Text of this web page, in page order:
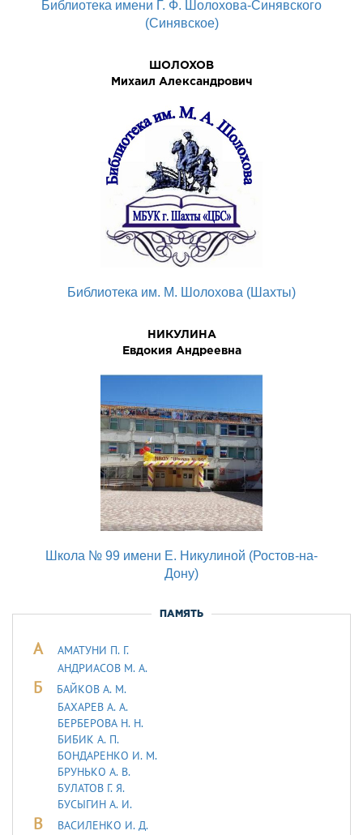
Библиотека имени Г. Ф. Шолохова-Синявского
(Синявское)
ШОЛОХОВ
Михаил Александрович
Библиотека им. М. Шолохова (Шахты)
НИКУЛИНА
Евдокия Андреевна
Школа № 99 имени Е. Никулиной (Ростов-на-
Дону)
ПАМЯТЬ
А
АМАТУНИ П. Г.
АНДРИАСОВ М. А.
Б
БАЙКОВ А. М.
БАХАРЕВ А. А.
БЕРБЕРОВА Н. Н.
БИБИК А. П.
БОНДАРЕНКО И. М.
БРУНЬКО А. В.
БУЛАТОВ Г. Я.
БУСЫГИН А. И.
В
ВАСИЛЕНКО И. Д.